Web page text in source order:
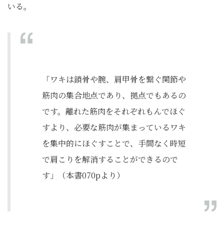
いる。
「ワキは鎖骨や腕、肩甲骨を繋ぐ関節や
筋肉の集合地点であり、拠点でもあるの
です。離れた筋肉をそれぞれもんでほぐ
すより、必要な筋肉が集まっているワキ
を集中的にほぐすことで、手間なく時短
で肩こりを解消することができるので
す」（本書070pより）